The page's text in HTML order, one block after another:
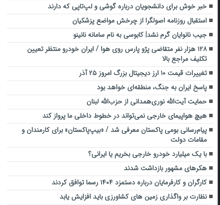
خبر خوش برای دانشجویان درباره گوشی و لپ‌تاپی که دارند
استقبال روزنامه اصولگرا از چرخش مواضع پزشکیان
جیب نانوایان گرم نشد| کابوسی به نام سامانه نانینو
۱۲۸ هزار نفر متقاضی پژو پارس روی هوا / ایران خودرو منتظر تعیین
تکلیف مراجع بالا
تغییرات قیمت ۱۰ ارز دیجیتال بزرگ امروز ۲۵ آذر
پاسخ ایران به جنگ، منطقه‌ای خواهد بود
حمایت آیت‌الله نوری‌همدانی از حزب‌الله لبنان
هیچ هواپیمای خارجی نمی‌تواند در خطوط داخلی ما پرواز کند
پیام‌رسانی بومی پاکستان معرفی شد / «بیپ‌پاکستان» برای کارمندان و
مقامات دولت
با یک میلیارد خودرو خارجی بخریم یا ایرانی؟
هکرهای مشهور بازداشت شدند
کارگران و کارفرمایان درباره دستمزد ۱۴۰۴ رسما توافق کردند
نظارت‌ بر واگذاری زمین های کشاورزی باید افزایش یابد